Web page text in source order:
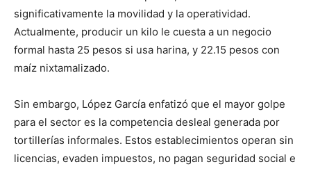
significativamente la movilidad y la operatividad.
Actualmente, producir un kilo le cuesta a un negocio
formal hasta 25 pesos si usa harina, y 22.15 pesos con
maíz nixtamalizado.
Sin embargo, López García enfatizó que el mayor golpe
para el sector es la competencia desleal generada por
tortillerías informales. Estos establecimientos operan sin
licencias, evaden impuestos, no pagan seguridad social e